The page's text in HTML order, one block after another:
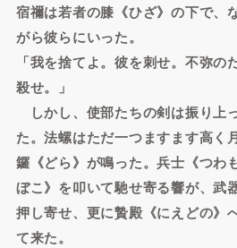
宿禰は若者の膝《ひざ》の下で、
がら彼らにいった。
「我を捨てよ。彼を刺せ。不弥の
殺せ。」
しかし、使部たちの剣は振り上
た。法螺はただ一つますます高く
鑼《どら》が鳴った。兵士《つわ
ぼこ》を叩いて馳せ寄る響が、武
押し寄せ、更に贄殿《にえどの》
て来た。